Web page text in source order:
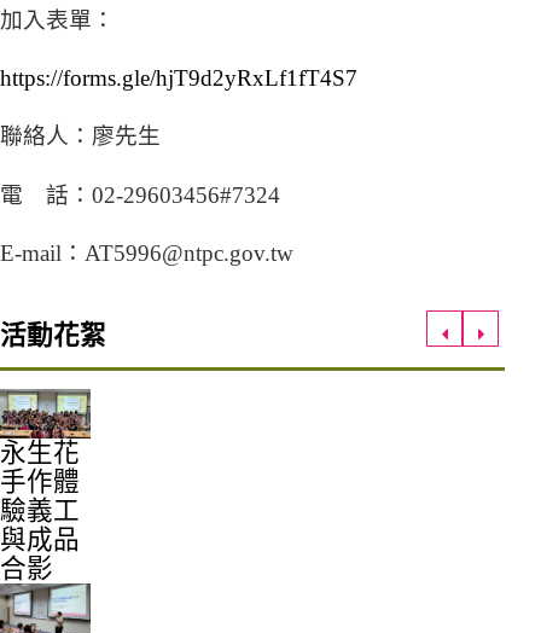
加入表單：
https://forms.gle/hjT9d2yRxLf1fT4S7
聯絡人：廖先生
電 話：02-29603456#7324
E-mail：AT5996@ntpc.gov.tw
活動花絮 上一筆下一筆
永生花
手作體
驗義工
與成品
合影